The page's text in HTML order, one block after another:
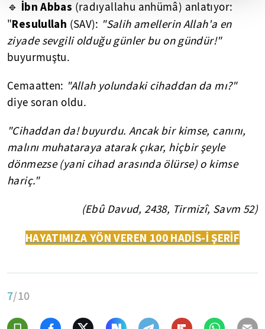
🔹 İbn Abbas (radıyallahu anhümâ) anlatıyor:
"Resulullah (SAV): "Salih amellerin Allah'a en
ziyade sevgili olduğu günler bu on gündür!"
buyurmuştu.
Cemaatten: "Allah yolundaki cihaddan da mı?"
diye soran oldu.
"Cihaddan da! buyurdu. Ancak bir kimse, canını,
malını muhataraya atarak çıkar, hiçbir şeyle
dönmezse (yani cihad arasında ölürse) o kimse
hariç."
(Ebû Davud, 2438, Tirmizî, Savm 52)
HAYATIMIZA YÖN VEREN 100 HADİS-İ ŞERİF
7/10